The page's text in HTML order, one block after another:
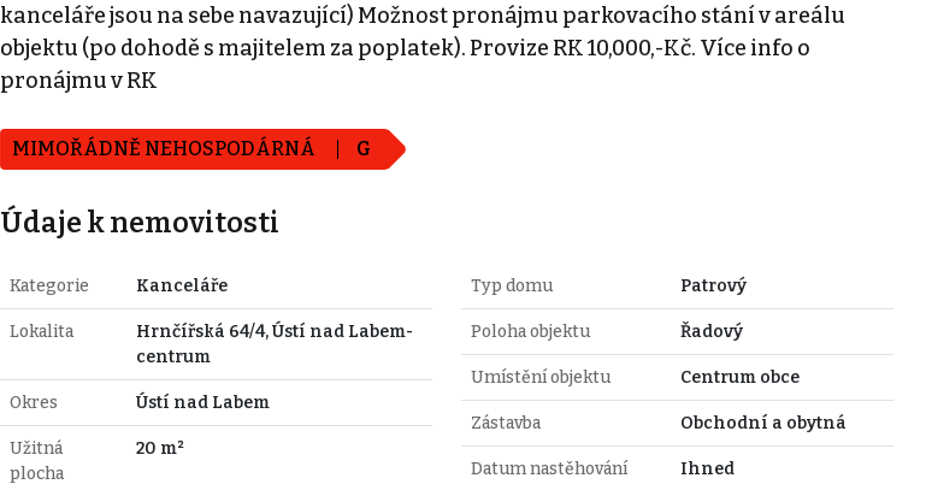
kanceláře jsou na sebe navazující) Možnost pronájmu parkovacího stání v areálu
objektu (po dohodě s majitelem za poplatek). Provize RK 10,000,-Kč. Více info o
pronájmu v RK
MIMOŘÁDNĚ NEHOSPODÁRNÁ G
Údaje k nemovitosti
Kategorie Kanceláře
Lokalita
Hrnčířská 64/4, Ústí nad Labem-
centrum
Okres Ústí nad Labem
Užitná
plocha
20 m²
Typ domu Patrový
Poloha objektu Řadový
Umístění objektu Centrum obce
Zástavba Obchodní a obytná
Datum nastěhování Ihned